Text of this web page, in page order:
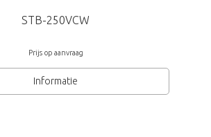
STB-250VCW
Prijs op aanvraag
Informatie